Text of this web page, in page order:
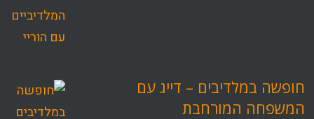
חופשה במלדיבים – דייג עם
המשפחה המורחבת